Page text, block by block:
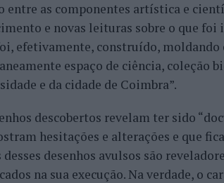
entre as componentes artística e
e novas leituras sobre o que
efetivamente, construído, moldando
espaço de ciência, coleção
e da cidade de Coimbra”.
descobertos revelam ter sido
hesitações e alterações e que
desenhos avulsos são
na sua execução. Na verdade, o